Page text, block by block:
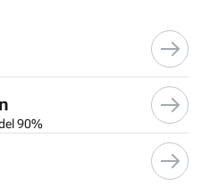
90%